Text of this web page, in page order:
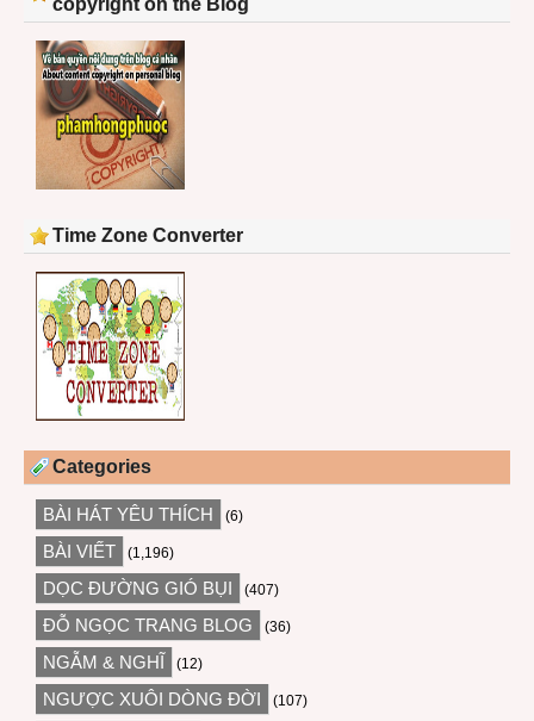
copyright on the Blog
Time Zone Converter
Categories
BÀI HÁT YÊU THÍCH (6)
BÀI VIẾT (1,196)
DỌC ĐƯỜNG GIÓ BỤI (407)
ĐỖ NGỌC TRANG BLOG (36)
NGẪM & NGHĨ (12)
NGƯỢC XUÔI DÒNG ĐỜI (107)